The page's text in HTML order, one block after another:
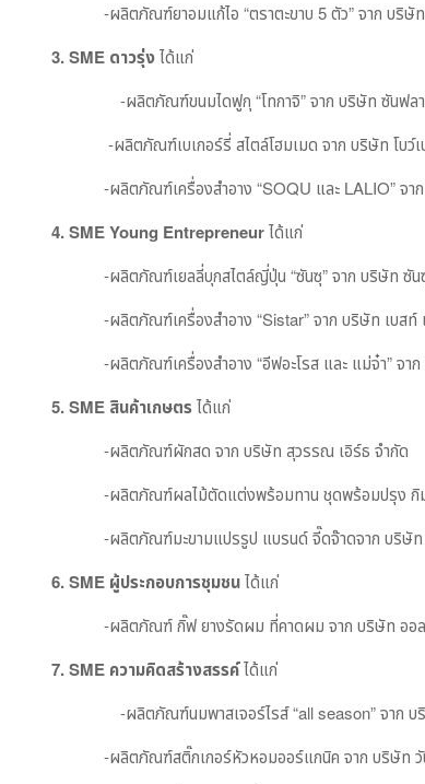
-ผลิตภัณฑ์ยาอมแก้ไอ “ตราตะขาบ 5 ตัว” จาก บริษัท
3. SME ดาวรุ่งได้แก่
-ผลิตภัณฑ์ขนมไดฟูกุ “โทกาจิ” จาก บริษัท ซันฟลาว
-ผลิตภัณฑ์เบเกอร์รี่ สไตล์โฮมเมด จาก บริษัท โบว์เบ
-ผลิตภัณฑ์เครื่องสำอาง “SOQU และ LALIO” จาก
4. SME Young Entrepreneurได้แก่
-ผลิตภัณฑ์เยลลี่บุกสไตล์​ญี่ปุ่น “ซันซุ” จาก บริษัท ซันซุ
-ผลิตภัณฑ์เครื่องสำอาง “Sistar” จาก บริษัท เบสท์
-ผลิตภัณฑ์เครื่องสำอาง “อีฟอะโรส และ แม่จ๋า” จาก
5. SME สินค้าเกษตรได้แก่​
​ -ผลิตภัณฑ์ผักสด จาก บริษัท สุวรรณ เอิร์ธ จำกัด
-ผลิตภัณฑ์ผลไม้ตัดแต่งพร้อมทาน ชุดพร้อมปรุง กิมจิ
-ผลิตภัณฑ์มะขามแปรรูป แบรนด์ จี๊ดจ๊าดจาก บริษัท
6. SME ผู้ประกอบการชุมชนได้แก่
-ผลิตภัณฑ์ กิ๊ฟ ยางรัดผม ที่คาดผม จาก บริษัท ออล
7. SME ความคิดสร้างสรรค์ได้แก่
-ผลิตภัณฑ์นมพาสเจอร์ไรส์ “all season” จาก บริ
-ผลิตภัณฑ์สติ๊กเกอร์หัวหอมออร์แกนิค จาก บริษัท วัน